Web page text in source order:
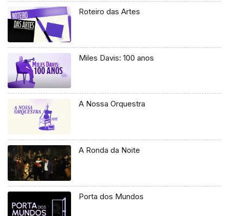
Roteiro das Artes
Miles Davis: 100 anos
A Nossa Orquestra
A Ronda da Noite
Porta dos Mundos